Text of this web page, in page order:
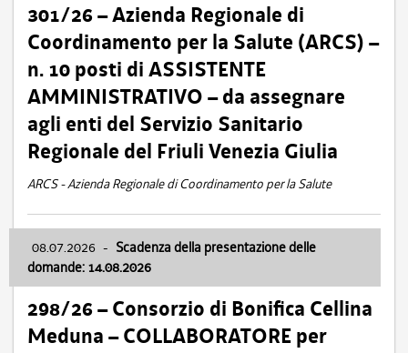
301/26 – Azienda Regionale di
Coordinamento per la Salute (ARCS) –
n. 10 posti di ASSISTENTE
AMMINISTRATIVO – da assegnare
agli enti del Servizio Sanitario
Regionale del Friuli Venezia Giulia
ARCS - Azienda Regionale di Coordinamento per la Salute
08.07.2026 - Scadenza della presentazione delle
domande: 14.08.2026
298/26 – Consorzio di Bonifica Cellina
Meduna – COLLABORATORE per